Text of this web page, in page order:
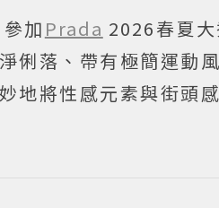
參加 Prada 2026春夏
俐落、帶有極簡運動
地將性感元素與街頭